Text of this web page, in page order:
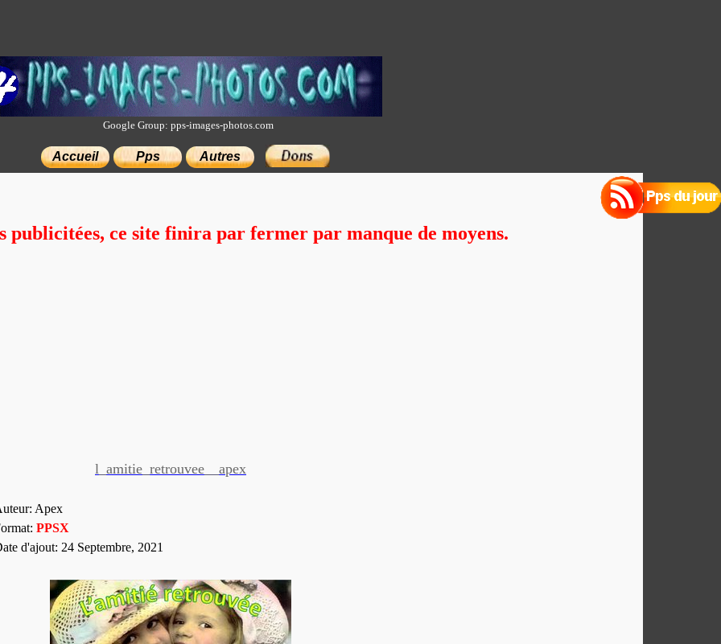
Accueil Pps Autres
Google Group: pps-images-photos.com
×
publicitées, ce site finira par fermer par manque de moyens.
l_amitie_retrouvee__apex
Apex
PPSX
d'ajout: 24 Septembre, 2021